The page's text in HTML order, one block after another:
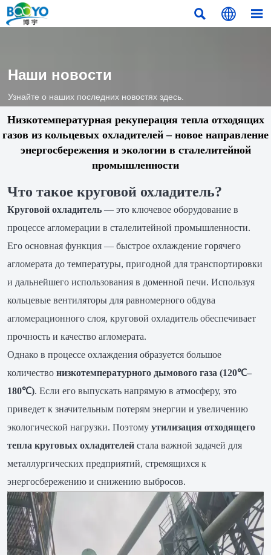
  
Наши новости
Узнайте о наших последних новостях здесь.
Низкотемпературная рекуперация тепла отходящих
газов из кольцевых охладителей – новое направление
энергосбережения и экологии в сталелитейной
промышленности
Что такое круговой охладитель?
Круговой охладитель— это ключевое оборудование в
процессе агломерации в сталелитейной промышленности.
Его основная функция — быстрое охлаждение горячего
агломерата до температуры, пригодной для транспортировки
и дальнейшего использования в доменной печи. Используя
кольцевые вентиляторы для равномерного обдува
агломерационного слоя, круговой охладитель обеспечивает
прочность и качество агломерата.
Однако в процессе охлаждения образуется большое
количество низкотемпературного дымового газа (120℃–
180℃). Если его выпускать напрямую в атмосферу, это
приведет к значительным потерям энергии и увеличению
экологической нагрузки. Поэтому утилизация отходящего
тепла круговых охладителейстала важной задачей для
металлургических предприятий, стремящихся к
энергосбережению и снижению выбросов.